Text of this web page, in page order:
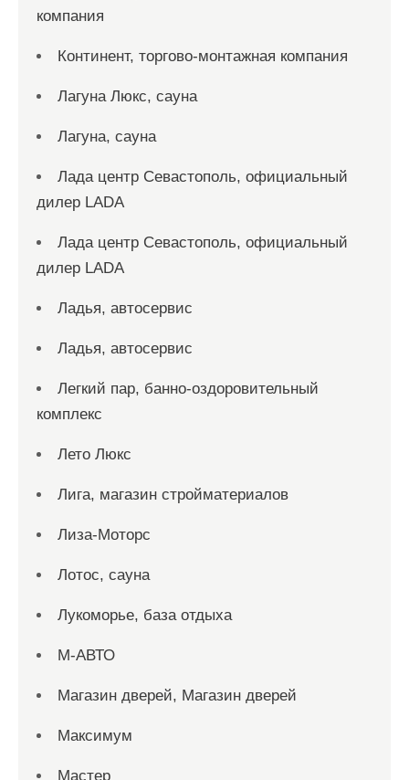
компания
Континент, торгово-монтажная компания
Лагуна Люкс, сауна
Лагуна, сауна
Лада центр Севастополь, официальный
дилер LADA
Лада центр Севастополь, официальный
дилер LADA
Ладья, автосервис
Ладья, автосервис
Легкий пар, банно-оздоровительный
комплекс
Лето Люкс
Лига, магазин стройматериалов
Лиза-Моторс
Лотос, сауна
Лукоморье, база отдыха
М-АВТО
Магазин дверей, Магазин дверей
Максимум
Мастер